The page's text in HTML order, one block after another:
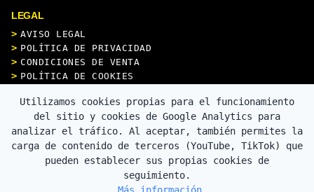
LEGAL
AVISO LEGAL
POLÍTICA DE PRIVACIDAD
CONDICIONES DE VENTA
POLÍTICA DE COOKIES
CONTACTO
Utilizamos cookies propias para el funcionamiento
del sitio y cookies de Google Analytics para
analizar el tráfico. Al aceptar, también permites la
carga de contenido de terceros (YouTube, TikTok) que
pueden establecer sus propias cookies de
seguimiento.